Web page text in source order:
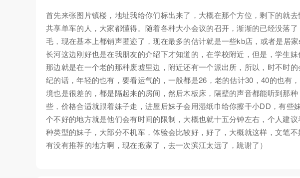
首先来张图片镇楼，地址我给你们标出来了，大概在那个方位，剩下的就
共享单车的人，大家都懂得。随着各种大小会议的召开，渐渐的已经没落
毛，现在基本上都销声匿迹了，现在最多的估计就是一些kb店，或者是居
长河这边刚好也是在我朋友的介绍下才知道的，在学校附近，但是，学生
那边就是在一个老的那种废墟里边，附近还有一个派出所，所以，时不时
纪的话，年轻的也有，要看运气的，一般都是26，老的估计30，40的也有
境也是很差的，都是隔起来的房间，然后木板床，隔壁的声音都能听到那
些，价格合适就跟着妹子走，进屋后妹子会用湿纸巾给你擦干小DD，有些
个不好的地方就是他们会有时间的限制，大概也就十五分钟左右，个人建
种类型的妹子，大部分不机车，体验会比较好，好了，大概就这样，文笔
有没有推荐的地方啊，现在搬家了，去一次滨江太远了，跪谢了）